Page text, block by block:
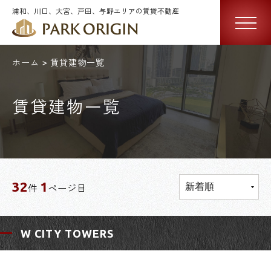
浦和、川口、大宮、戸田、与野エリアの賃貸不動産
ホーム 賃貸建物一覧
賃貸建物一覧
32件 1 ページ目
W CITY TOWERS